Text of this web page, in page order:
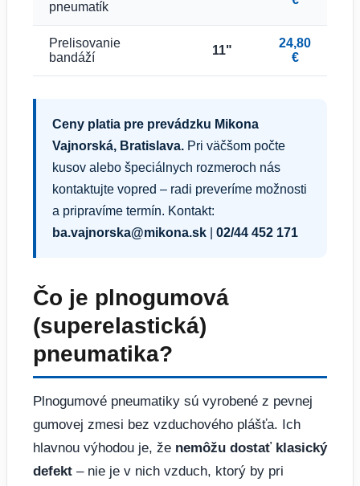
pneumatík
Prelisovanie
bandáží
11"
24,80
€
Ceny platia pre prevádzku Mikona
Vajnorská, Bratislava. Pri väčšom počte
kusov alebo špeciálnych rozmeroch nás
kontaktujte vopred – radi preveríme možnosti
a pripravíme termín. Kontakt:
ba.vajnorska@mikona.sk
02/44 452 171
Čo je plnogumová
(superelastická)
pneumatika?
Plnogumové pneumatiky sú vyrobené z pevnej
gumovej zmesi bez vzduchového plášťa. Ich
hlavnou výhodou je, že nemôžu dostať klasický
defekt – nie je v nich vzduch, ktorý by pri